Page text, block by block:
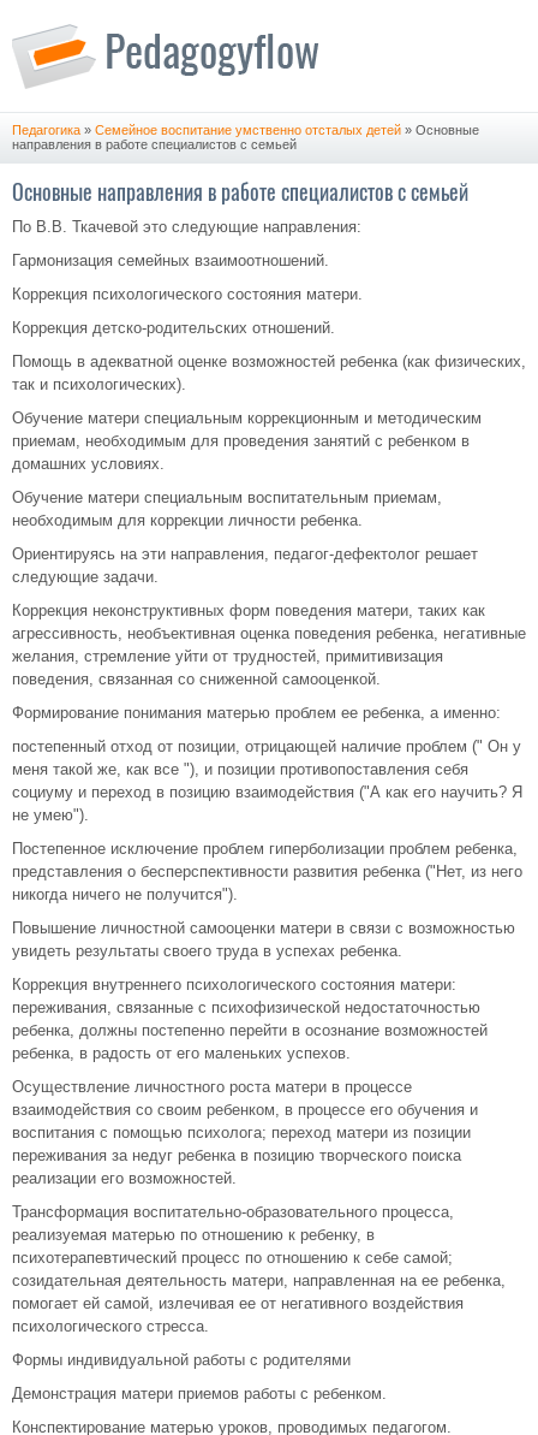
Педагогика » Семейное воспитание умственно отсталых детей » Основные
направления в работе специалистов с семьей
Основные направления в работе специалистов с семьей
По В.В. Ткачевой это следующие направления:
Гармонизация семейных взаимоотношений.
Коррекция психологического состояния матери.
Коррекция детско-родительских отношений.
Помощь в адекватной оценке возможностей ребенка (как физических,
так и психологических).
Обучение матери специальным коррекционным и методическим
приемам, необходимым для проведения занятий с ребенком в
домашних условиях.
Обучение матери специальным воспитательным приемам,
необходимым для коррекции личности ребенка.
Ориентируясь на эти направления, педагог-дефектолог решает
следующие задачи.
Коррекция неконструктивных форм поведения матери, таких как
агрессивность, необъективная оценка поведения ребенка, негативные
желания, стремление уйти от трудностей, примитивизация
поведения, связанная со сниженной самооценкой.
Формирование понимания матерью проблем ее ребенка, а именно:
постепенный отход от позиции, отрицающей наличие проблем (" Он у
меня такой же, как все "), и позиции противопоставления себя
социуму и переход в позицию взаимодействия ("А как его научить? Я
не умею").
Постепенное исключение проблем гиперболизации проблем ребенка,
представления о бесперспективности развития ребенка ("Нет, из него
никогда ничего не получится").
Повышение личностной самооценки матери в связи с возможностью
увидеть результаты своего труда в успехах ребенка.
Коррекция внутреннего психологического состояния матери:
переживания, связанные с психофизической недостаточностью
ребенка, должны постепенно перейти в осознание возможностей
ребенка, в радость от его маленьких успехов.
Осуществление личностного роста матери в процессе
взаимодействия со своим ребенком, в процессе его обучения и
воспитания с помощью психолога; переход матери из позиции
переживания за недуг ребенка в позицию творческого поиска
реализации его возможностей.
Трансформация воспитательно-образовательного процесса,
реализуемая матерью по отношению к ребенку, в
психотерапевтический процесс по отношению к себе самой;
созидательная деятельность матери, направленная на ее ребенка,
помогает ей самой, излечивая ее от негативного воздействия
психологического стресса.
Формы индивидуальной работы с родителями
Демонстрация матери приемов работы с ребенком.
Конспектирование матерью уроков, проводимых педагогом.